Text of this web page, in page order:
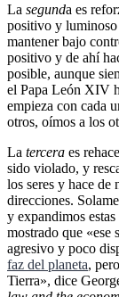
La segunda es
positivo y luminoso
mantener bajo
positivo y de ahí
posible, aunque
el Papa León XIV
empieza con cada
otros, oímos a los
La tercera es
sido violado, y
los seres y hace de
direcciones.
y expandimos
mostrado que «ese
agresivo y poco
faz del planeta,
Tierra», dice